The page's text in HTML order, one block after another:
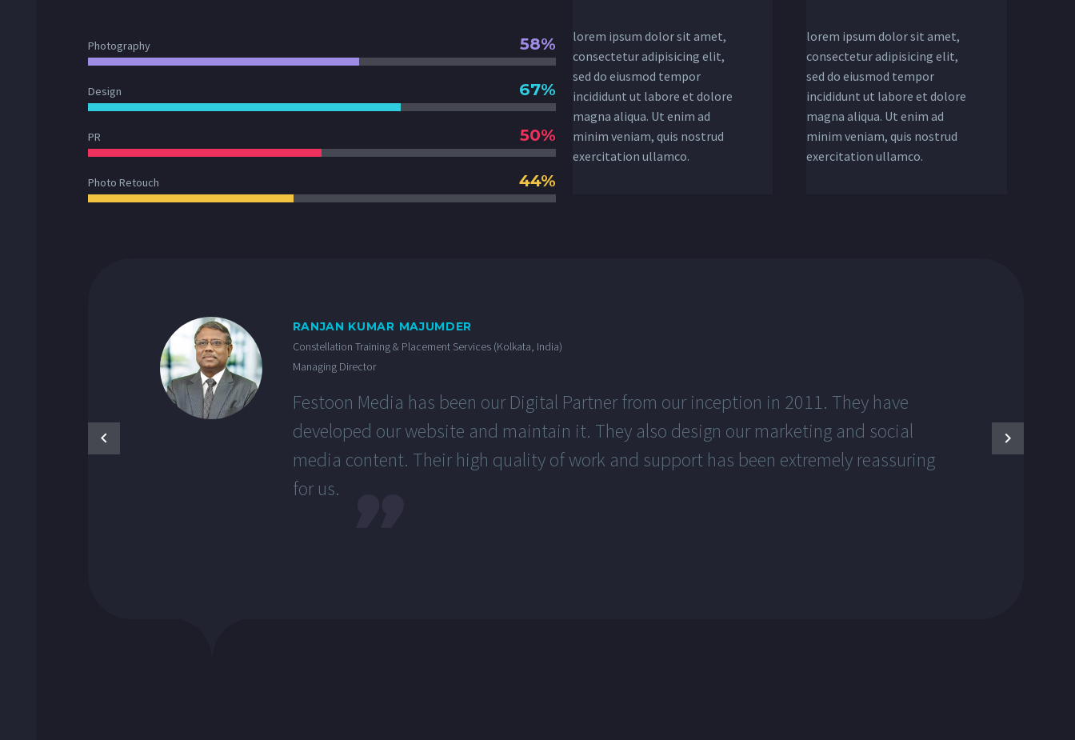
Photography 58%
Design 67%
PR 50%
Photo Retouch 44%
lorem ipsum dolor sit amet,
consectetur adipisicing elit,
sed do eiusmod tempor
incididunt ut labore et dolore
magna aliqua. Ut enim ad
minim veniam, quis nostrud
exercitation ullamco.
lorem ipsum dolor sit amet,
consectetur adipisicing elit,
sed do eiusmod tempor
incididunt ut labore et dolore
magna aliqua. Ut enim ad
minim veniam, quis nostrud
exercitation ullamco.
RANJAN KUMAR MAJUMDER
Constellation Training & Placement Services (Kolkata, India)
Managing Director
Festoon Media has been our Digital Partner from our inception in 2011. They have
developed our website and maintain it. They also design our marketing and social
media content. Their high quality of work and support has been extremely reassuring
for us.